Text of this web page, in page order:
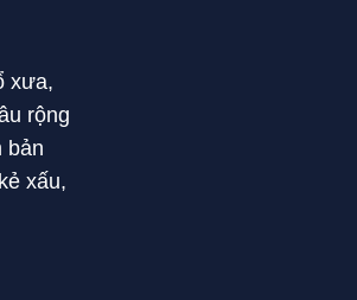
xưa,
rộng
bản
xấu,